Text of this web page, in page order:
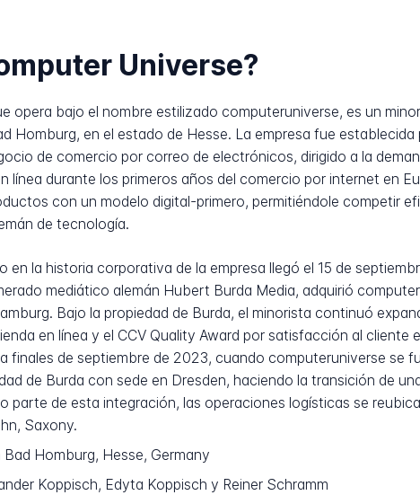
Universe?
opera bajo el nombre estilizado computeruniverse, es un
Homburg, en el estado de Hesse. La empresa fue
de comercio por correo de electrónicos, dirigido a la
línea durante los primeros años del comercio por internet en
con un modelo digital-primero, permitiéndole competir
de tecnología.
en la historia corporativa de la empresa llegó el 15 de
mediático alemán Hubert Burda Media, adquirió
Bajo la propiedad de Burda, el minorista continuó
en línea y el CCV Quality Award por satisfacción al
finales de septiembre de 2023, cuando computeruniverse se
de Burda con sede en Dresden, haciendo la transición de
parte de esta integración, las operaciones logísticas se
Saxony.
Bad Homburg, Hesse, Germany
Koppisch, Edyta Koppisch y Reiner Schramm